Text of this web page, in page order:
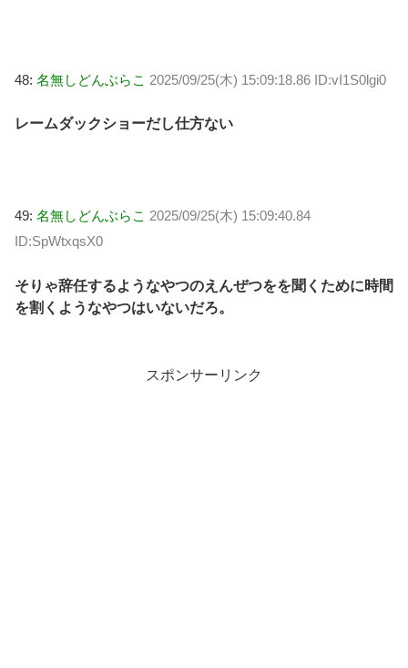
48: 名無しどんぶらこ 2025/09/25(木) 15:09:18.86 ID:vI1S0lgi0
レームダックショーだし仕方ない
49: 名無しどんぶらこ 2025/09/25(木) 15:09:40.84
ID:SpWtxqsX0
そりゃ辞任するようなやつのえんぜつをを聞くために時間
を割くようなやつはいないだろ。
スポンサーリンク